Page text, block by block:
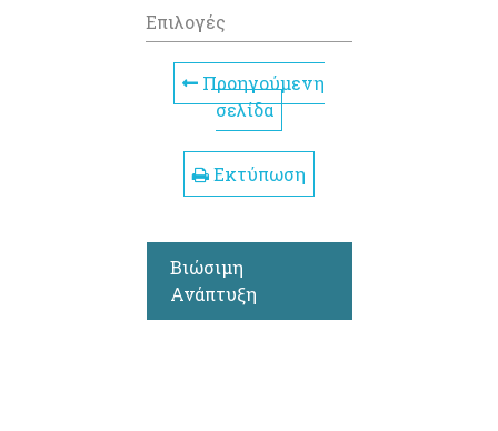
Επιλογές
Προηγούμενη
σελίδα
Εκτύπωση
Βιώσιμη
Ανάπτυξη